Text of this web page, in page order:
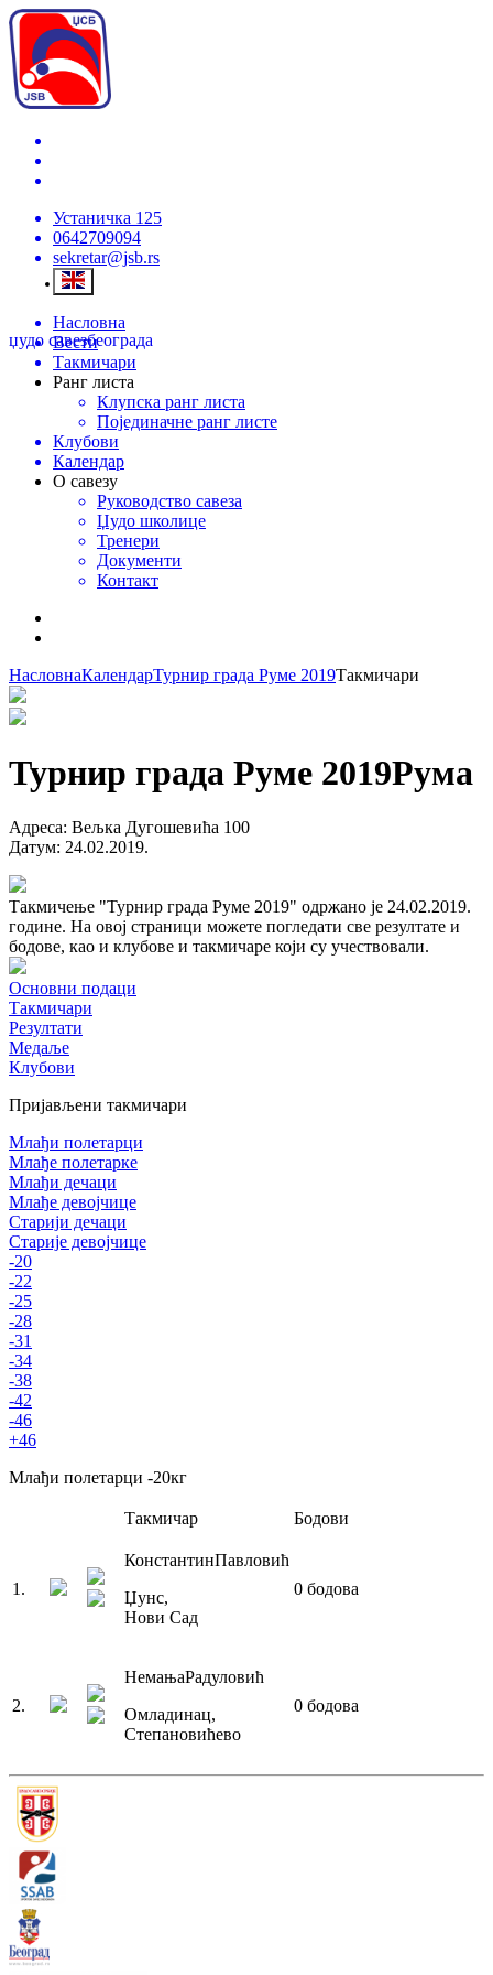
Устаничка 125
0642709094
sekretar@jsb.rs
џудо савезбеограда
Насловна
Вести
Такмичари
Ранг листа
Клупска ранг листа
Појединачне ранг листе
Клубови
Календар
О савезу
Руководство савеза
Џудо школице
Тренери
Документи
Контакт
НасловнаКалендарТурнир града Руме 2019Такмичари
Турнир града Руме 2019Рума
Адреса: Вељка Дугошевића 100
Датум: 24.02.2019.
Такмичење "Турнир града Руме 2019" одржано је 24.02.2019.
године. На овој страници можете погледати све резултате и
бодове, као и клубове и такмичаре који су учествовали.
Основни подаци
Такмичари
Резултати
Медаље
Клубови
Пријављени такмичари
Млађи полетарци
Млађе полетарке
Млађи дечаци
Млађе девојчице
Старији дечаци
Старије девојчице
-20
-22
-25
-28
-31
-34
-38
-42
-46
+46
Млађи полетарци -20кг
Такмичар Бодови
1 .
КонстантинПавловић
Џунс,
Нови Сад
0 бодова
2.
НемањаРадуловић
Омладинац,
Степановићево
0 бодова